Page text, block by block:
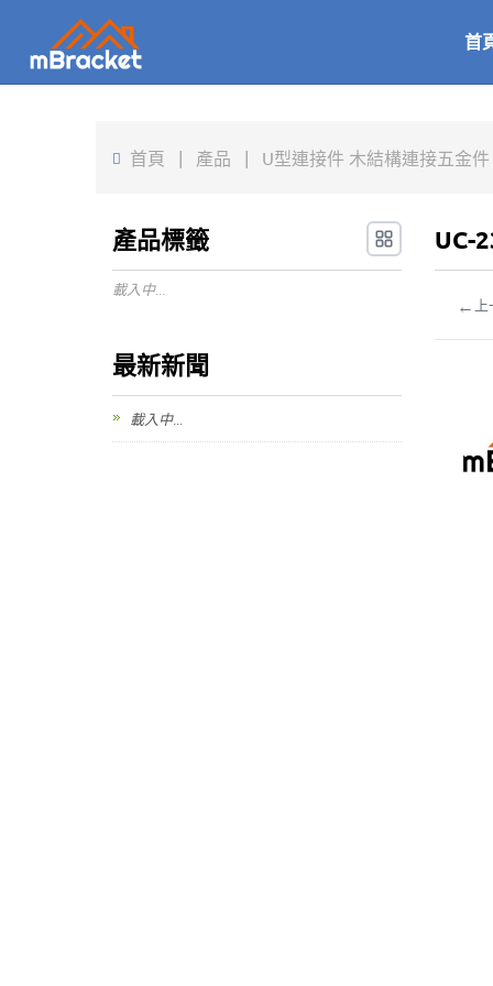
首
首頁 | 產品 | U型連接件 木結構連接五金
UC-
←
產品標籤
載入中...
最新新聞
載入中...